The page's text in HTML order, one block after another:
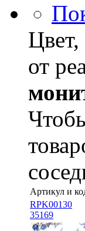
от
Артикул и
RPK00130
35169